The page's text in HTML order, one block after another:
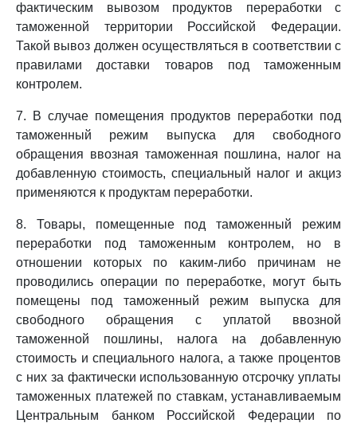
фактическим вывозом продуктов переработки с
таможенной территории Российской Федерации.
Такой вывоз должен осуществляться в соответствии с
правилами доставки товаров под таможенным
контролем.
7. В случае помещения продуктов переработки под
таможенный режим выпуска для свободного
обращения ввозная таможенная пошлина, налог на
добавленную стоимость, специальный налог и акциз
применяются к продуктам переработки.
8. Товары, помещенные под таможенный режим
переработки под таможенным контролем, но в
отношении которых по каким-либо причинам не
проводились операции по переработке, могут быть
помещены под таможенный режим выпуска для
свободного обращения с уплатой ввозной
таможенной пошлины, налога на добавленную
стоимость и специального налога, а также процентов
с них за фактически использованную отсрочку уплаты
таможенных платежей по ставкам, устанавливаемым
Центральным банком Российской Федерации по